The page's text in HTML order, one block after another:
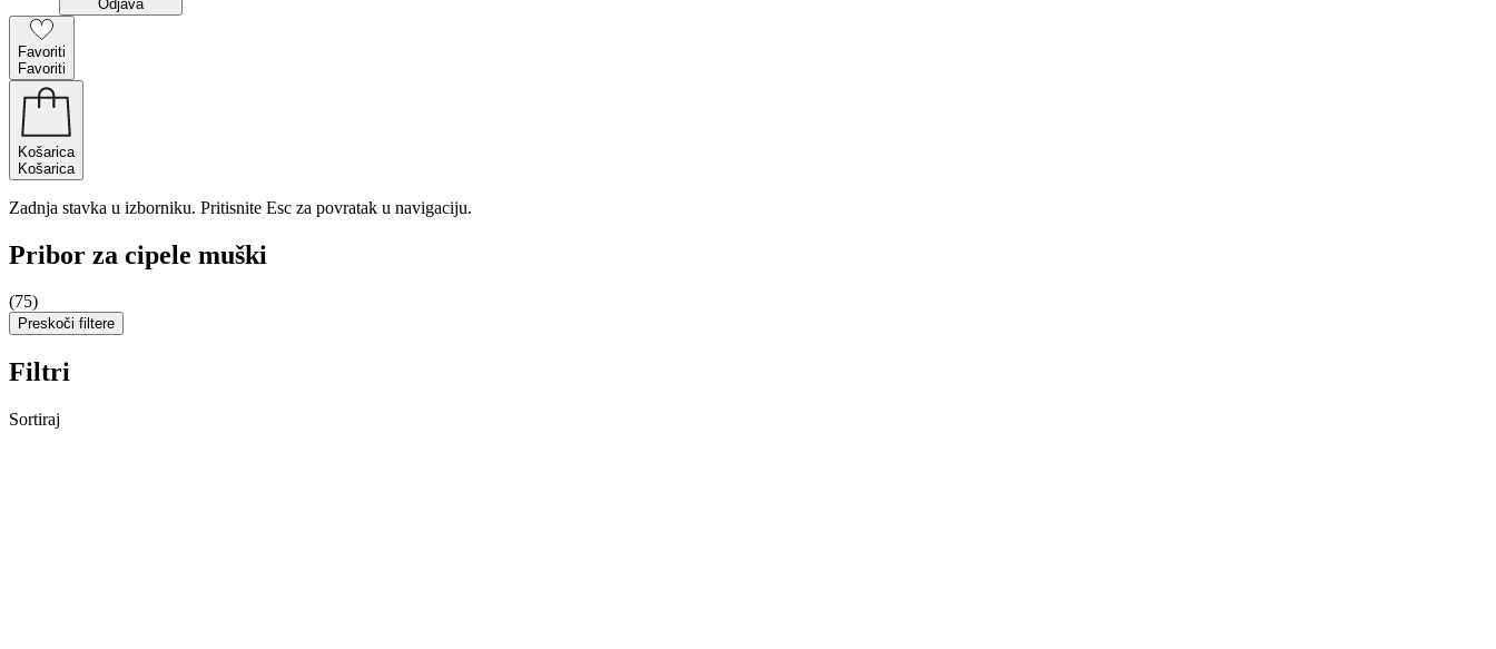
Odjava
Favoriti
Favoriti
Košarica
Košarica
Zadnja stavka u izborniku. Pritisnite Esc za povratak u navigaciju.
Pribor za cipele muški
(75)
Preskoči filtere
Filtri
Sortiraj